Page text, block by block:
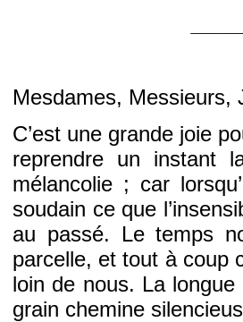
Mesdames, Messieurs,
C’est une grande joie
reprendre un instant
mélancolie ; car
soudain ce que
au passé. Le temps
parcelle, et tout à coup
loin de nous. La
grain chemine